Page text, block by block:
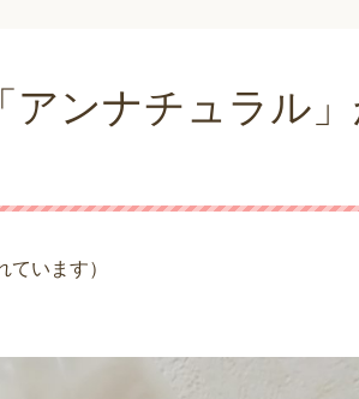
アンナチュラル
ています）